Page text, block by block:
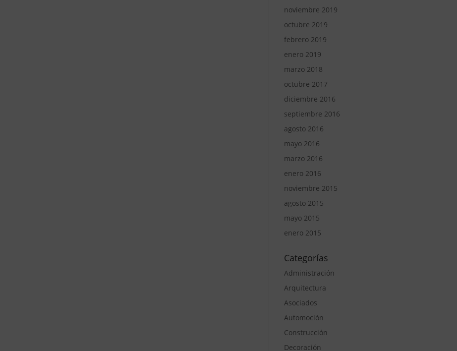
noviembre 2019
octubre 2019
febrero 2019
enero 2019
marzo 2018
octubre 2017
diciembre 2016
septiembre 2016
agosto 2016
mayo 2016
marzo 2016
enero 2016
noviembre 2015
agosto 2015
mayo 2015
enero 2015
Categorías
Administración
Arquitectura
Asociados
Automoción
Construcción
Decoración